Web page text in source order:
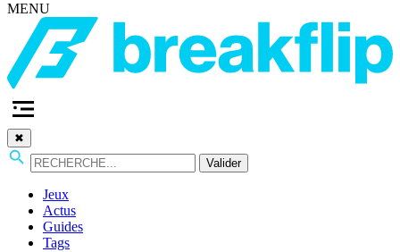
MENU
✖
Valider
Jeux
Actus
Guides
Tags